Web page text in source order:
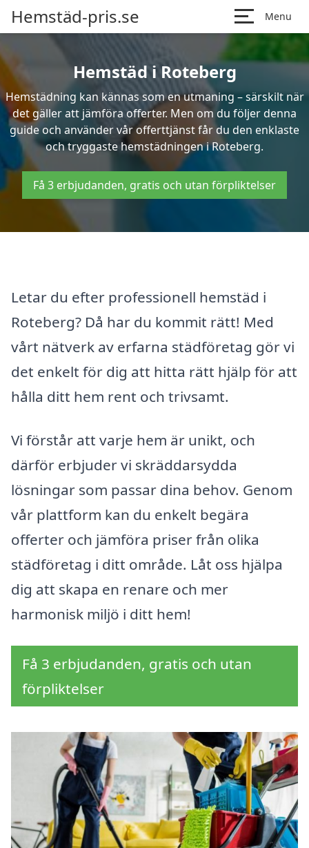
Hemstäd-pris.se Menu
Hemstäd i Roteberg
Hemstädning kan kännas som en utmaning – särskilt när
det gäller att jämföra offerter. Men om du följer denna
guide och använder vår offerttjänst får du den enklaste
och tryggaste hemstädningen i Roteberg.
Få 3 erbjudanden, gratis och utan förpliktelser
Letar du efter professionell hemstäd i
Roteberg? Då har du kommit rätt! Med
vårt nätverk av erfarna städföretag gör vi
det enkelt för dig att hitta rätt hjälp för att
hålla ditt hem rent och trivsamt.
Vi förstår att varje hem är unikt, och
därför erbjuder vi skräddarsydda
lösningar som passar dina behov. Genom
vår plattform kan du enkelt begära
offerter och jämföra priser från olika
städföretag i ditt område. Låt oss hjälpa
dig att skapa en renare och mer
harmonisk miljö i ditt hem!
Få 3 erbjudanden, gratis och utan
förpliktelser